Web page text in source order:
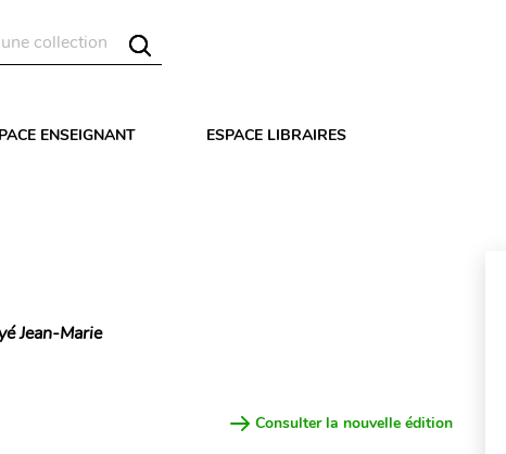
ENSEIGNANT ESPACE LIBRAIRES
Jean-Marie
Consulter la nouvelle édition